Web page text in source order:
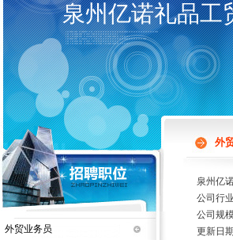
泉州亿诺礼品工
外贸业务员
外
泉州亿
公司行
公司规
更新日